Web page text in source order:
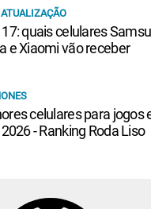
quais celulares
e Xiaomi vão receber
celulares para jogos
- Ranking Roda Liso